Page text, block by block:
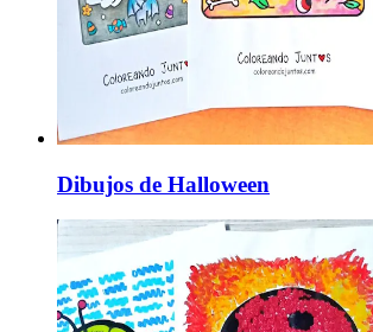
Dibujos de Halloween